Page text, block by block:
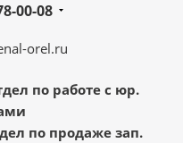
00-08
orel.ru
по работе с юр.
по продаже зап.